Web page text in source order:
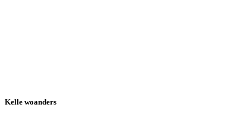
Kelle woanders